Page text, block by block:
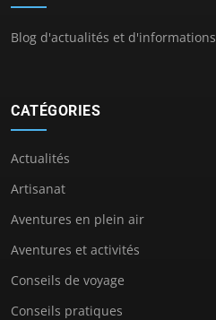
Blog d'actualités et d'informations
CATÉGORIES
Actualités
Artisanat
Aventures en plein air
Aventures et activités
Conseils de voyage
Conseils pratiques